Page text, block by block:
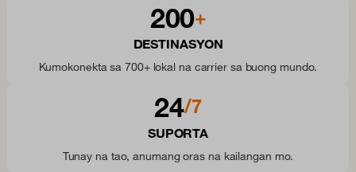
200+
DESTINASYON
Kumokonekta sa 700+ lokal na carrier sa buong mundo.
24/7
SUPORTA
Tunay na tao, anumang oras na kailangan mo.